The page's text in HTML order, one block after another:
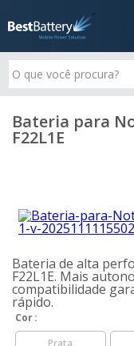
Bateria para
F22L1E
Bateria de alta
F22L1E. Mais
compatibilidade
rápido.
Cor
Prata